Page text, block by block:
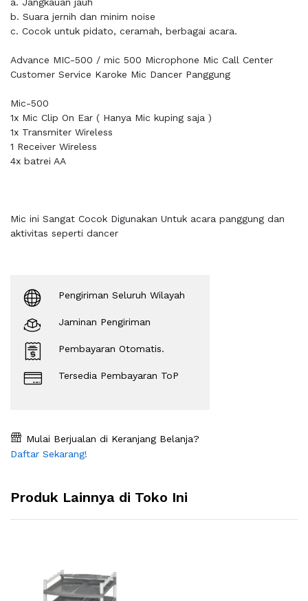
a. Jangkauan jauh
b. Suara jernih dan minim noise
c. Cocok untuk pidato, ceramah, berbagai acara.
Advance MIC-500 / mic 500 Microphone Mic Call Center
Customer Service Karoke Mic Dancer Panggung
Mic-500
1x Mic Clip On Ear ( Hanya Mic kuping saja )
1x Transmiter Wireless
1 Receiver Wireless
4x batrei AA
Mic ini Sangat Cocok Digunakan Untuk acara panggung dan
aktivitas seperti dancer
Pengiriman Seluruh Wilayah
Jaminan Pengiriman
Pembayaran Otomatis.
Tersedia Pembayaran ToP
Mulai Berjualan di Keranjang Belanja?
Daftar Sekarang!
Produk Lainnya di Toko Ini